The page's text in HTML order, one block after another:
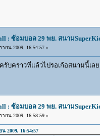
: ซ้อมบอล 29 พย. สนาม
ยน 2009, 16:54:57 »
รับคราวที่แล้วไปรอเก้อสนามนี้เลย
: ซ้อมบอล 29 พย. สนาม
ยน 2009, 16:58:59 »
2009, 16:54:57